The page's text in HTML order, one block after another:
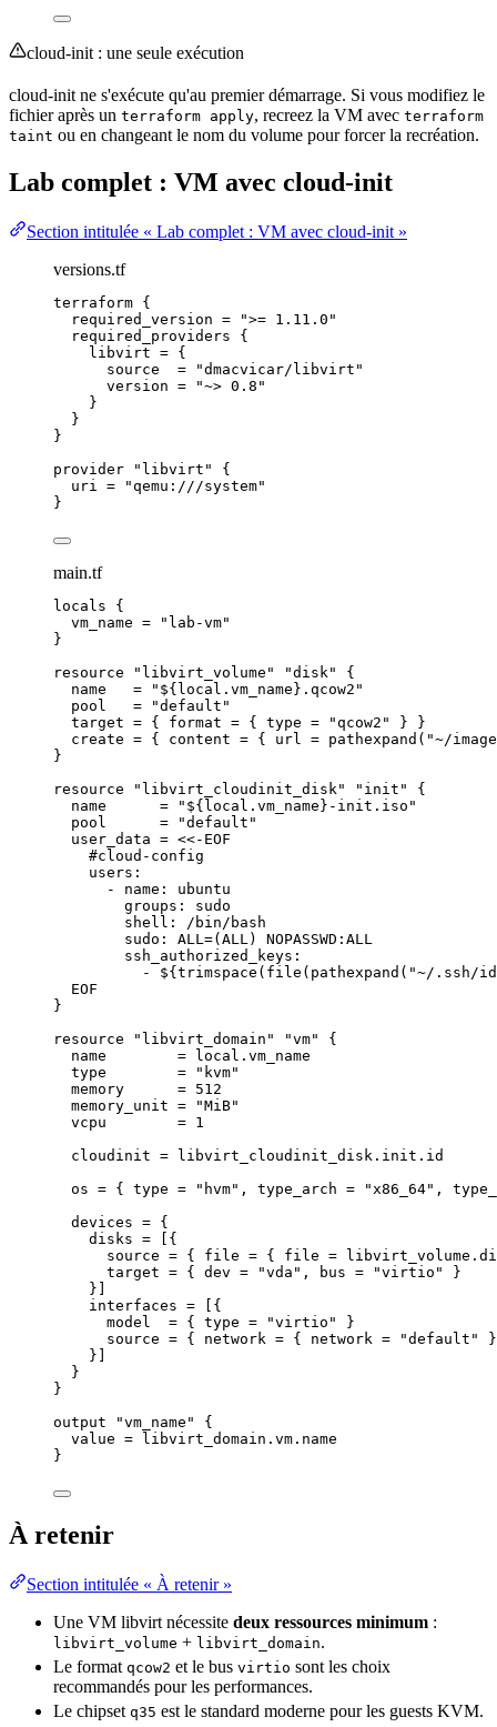
cloud-init : une seule exécution
cloud-init ne s'exécute qu'au premier démarrage. Si vous modifiez le
fichier après un terraform apply, recreez la VM avec terraform
taint ou en changeant le nom du volume pour forcer la recréation.
Lab complet : VM avec cloud-init
Section intitulée « Lab complet : VM avec cloud-init »
versions.tf
terraform {
required_version = ">= 1.11.0 "
required_providers {
libvirt = {
source
= "dmacvicar/libvirt "
version = "~> 0.8 "
}
}
}
provider
"libvirt"
{
uri = "qemu:///system"
}
main.tf
locals {
vm_name = " lab-vm"
}
resource
"libvirt_volume" "disk"
{
name = " ${ local . vm_name } .qcow2 "
pool = "default "
target = { format = { type = "qcow2 "
} }
create = { content = { url = pathexpand ( "~/
}
resource
"libvirt_cloudinit_disk" "init"
{
name = " ${ local . vm_name } -init.iso "
pool = "default "
user_data = <<- EOF
#cloud-config
users:
- name: ubuntu
groups: sudo
shell: /bin/bash
sudo: ALL=(ALL) NOPASSWD:ALL
ssh_authorized_keys:
- ${ trimspace ( file ( pathexpand ( "~/.ssh/
EOF
}
resource
"libvirt_domain" "vm"
{
name = local . vm_name
type = " kvm"
memory = 512
memory_unit = "MiB"
vcpu = 1
cloudinit = libvirt_cloudinit_disk . init . id
os = { type = " hvm" , type_arch = " x86_64" ,
devices = {
disks = [{
source = { file = { file =
target = { dev = "vda " , bus = "virtio "
}
}]
interfaces = [{
model
= { type = "virtio "
}
source = { network = { network = "default "
}]
}
}
output
"vm_name"
{
value = libvirt_domain . vm . name
}
À retenir
Section intitulée « À retenir »
Une VM libvirt nécessite deux ressources minimum :
libvirt_volume + libvirt_domain.
Le format qcow2 et le bus virtio sont les choix
recommandés pour les performances.
Le chipset q35 est le standard moderne pour les guests KVM.